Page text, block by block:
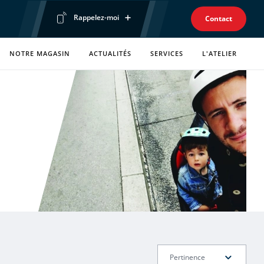
Rappelez-moi
Prénom
Envoyer ma demande
Politique de confidentialité
Contact
NOTRE MAGASIN ACTUALITÉS SERVICES L'ATELIER